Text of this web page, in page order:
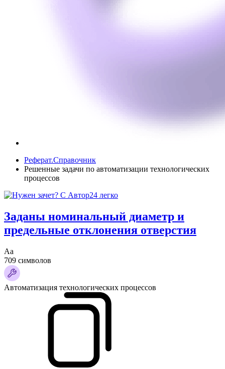
Реферат.Справочник
Решенные задачи по автоматизации технологических
процессов
Заданы номинальный диаметр и
предельные отклонения отверстия
Аа
709 символов
Автоматизация технологических процессов